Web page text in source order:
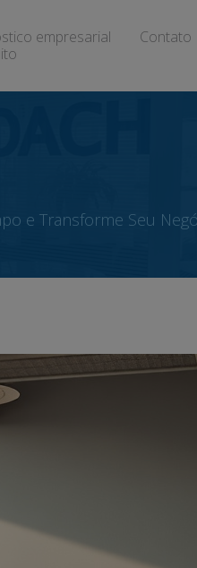
empresarial
Contato
e Transforme Seu